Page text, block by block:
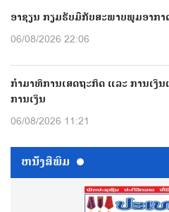
ອາຊຽນ ກຽມຮັບມືກັບສະພາບພູມອາກ
06/08/2026 22:06
ກຳມາທິການເສດຖະກິດ ແລະ ການເງິ
ການເງິນ
06/08/2026 11:21
ຫນ້ັງສືພິມ